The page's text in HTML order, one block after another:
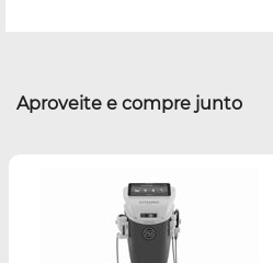
Aproveite e compre junto